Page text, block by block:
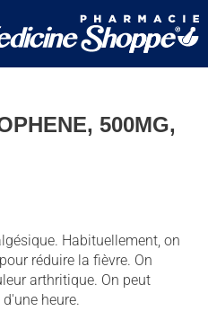
500MG,
Habituellement, on
réduire la fièvre. On
arthritique. On peut
heure.